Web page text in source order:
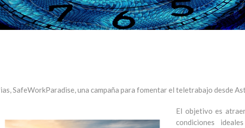
SafeWorkParadise, una campaña para fomentar el teletrabajo desde
El objetivo es
condiciones